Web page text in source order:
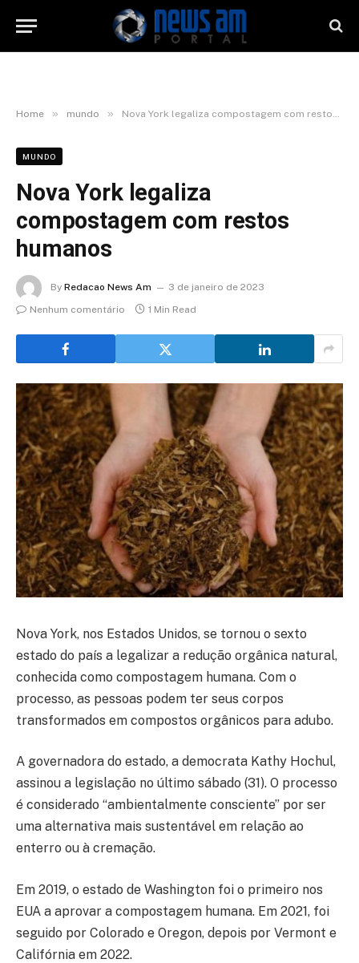
Home » mundo » Nova York legaliza compostagem com restos humanos
MUNDO
Nova York legaliza
compostagem com restos
humanos
By Redacao News Am
3 de janeiro de 2023
Nenhum comentário
1 Min Read
Nova York, nos Estados Unidos, se tornou o sexto
estado do país a legalizar a redução orgânica natural,
conhecida como compostagem humana. Com o
processo, as pessoas podem ter seus corpos
transformados em compostos orgânicos para adubo.
A governadora do estado, a democrata Kathy Hochul,
assinou a legislação no último sábado (31). O processo
é considerado “ambientalmente consciente” por ser
uma alternativa mais sustentável em relação ao
enterro ou à cremação.
Em 2019, o estado de Washington foi o primeiro nos
EUA a aprovar a compostagem humana. Em 2021, foi
seguido por Colorado e Oregon, depois por Vermont e
Califórnia em 2022.